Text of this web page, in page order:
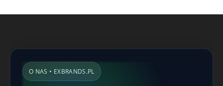
O NAS • EXBRANDS.PL